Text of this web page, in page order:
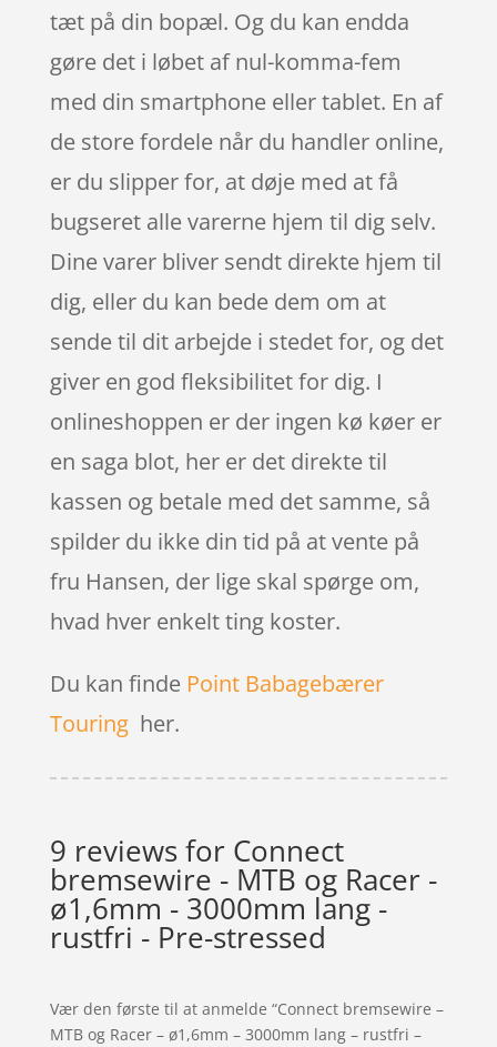
tæt på din bopæl. Og du kan endda
gøre det i løbet af nul-komma-fem
med din smartphone eller tablet. En af
de store fordele når du handler online,
er du slipper for, at døje med at få
bugseret alle varerne hjem til dig selv.
Dine varer bliver sendt direkte hjem til
dig, eller du kan bede dem om at
sende til dit arbejde i stedet for, og det
giver en god fleksibilitet for dig. I
onlineshoppen er der ingen kø køer er
en saga blot, her er det direkte til
kassen og betale med det samme, så
spilder du ikke din tid på at vente på
fru Hansen, der lige skal spørge om,
hvad hver enkelt ting koster.
Du kan finde Point Babagebærer
Touringher.
9 reviews for Connect
bremsewire - MTB og Racer -
ø1,6mm - 3000mm lang -
rustfri - Pre-stressed
Vær den første til at anmelde “Connect bremsewire –
MTB og Racer – ø1,6mm – 3000mm lang – rustfri –